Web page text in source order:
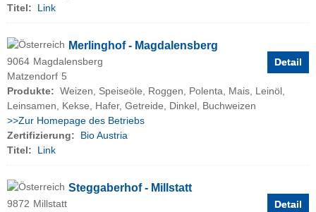
Titel:
Link
Detail
Merlinghof - Magdalensberg
9064 Magdalensberg
Matzendorf 5
Produkte: Weizen, Speiseöle, Roggen, Polenta, Mais, Leinöl,
Leinsamen, Kekse, Hafer, Getreide, Dinkel, Buchweizen
>>Zur Homepage des Betriebs
Zertifizierung:
Bio Austria
Titel:
Link
Detail
Steggaberhof - Millstatt
9872 Millstatt